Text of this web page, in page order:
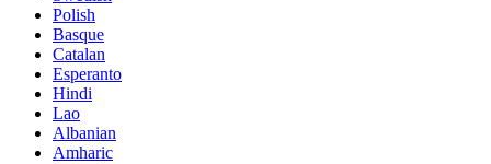
Polish
Basque
Catalan
Esperanto
Hindi
Lao
Albanian
Amharic